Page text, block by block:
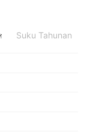
Suku Tahunan